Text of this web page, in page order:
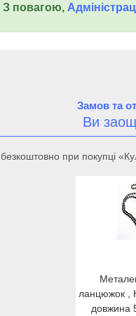
З повагою,
Замов та
Ви
при покупці
ланцюжок ,
довжина